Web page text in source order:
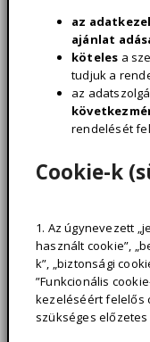
az
ajánlat
köteles a
tudjuk a
az
rendelését
Cookie-k
1. Az úgynevezett
használt cookie”,
k”, „biztonsági
”Funkcionális
kezeléséért felelős
szükséges